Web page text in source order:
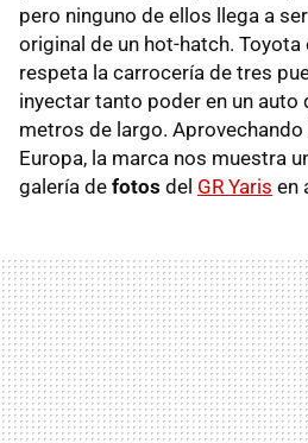
pero ninguno de ellos llega a
original de un hot-hatch. Toyota
respeta la carrocería de tres
inyectar tanto poder en un auto
metros de largo.
Europa, la marca nos muestra
galería de fotos del GR Yaris en